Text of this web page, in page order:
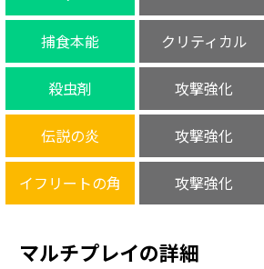
捕食本能 クリティカル
殺虫剤 攻撃強化
伝説の炎 攻撃強化
イフリートの角 攻撃強化
マルチプレイの詳細